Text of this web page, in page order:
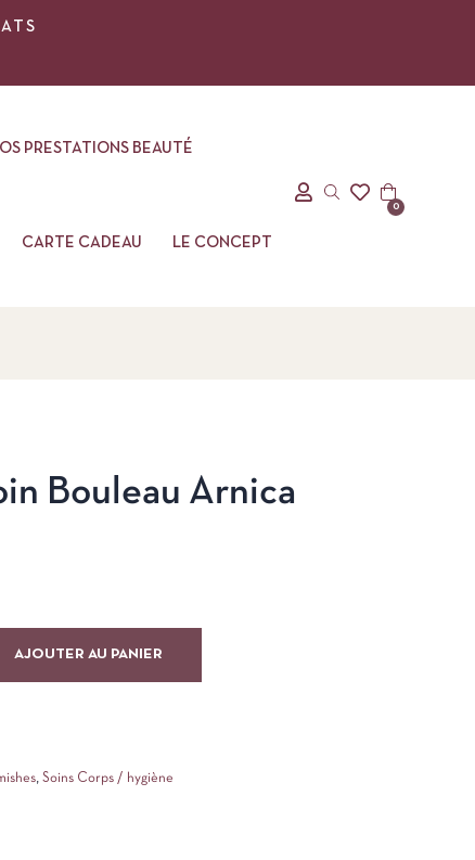
PRESTATIONS BEAUTÉ
CARTE CADEAU LE CONCEPT
0
Bouleau Arnica
AJOUTER AU PANIER
, Soins Corps / hygiène